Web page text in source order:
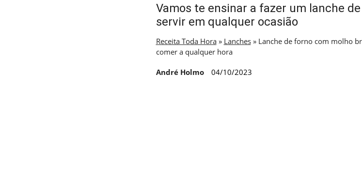
Vamos te ensinar a fazer um lanche
servir em qualquer ocasião
Receita Toda Hora» Lanches» Lanche de forno com molho
comer a qualquer hora
André Holmo 04/10/2023